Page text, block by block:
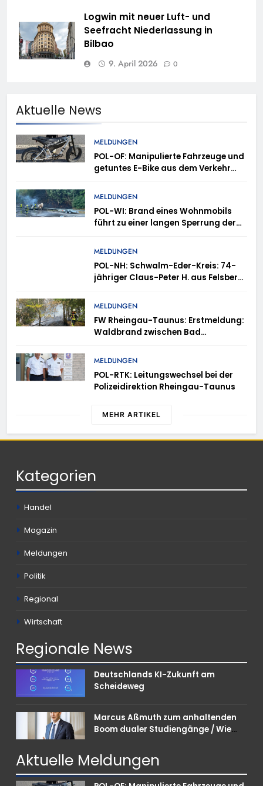
Logwin mit neuer Luft- und
Seefracht Niederlassung in
Bilbao
9. April 2026 0
Aktuelle News
MELDUNGEN
POL-OF: Manipulierte Fahrzeuge und
getuntes E-Bike aus dem Verkehr
gleich mehrere Verstöße auf
MELDUNGEN
POL-WI: Brand eines Wohnmobils
führt zu einer langen Sperrung der
MELDUNGEN
POL-NH: Schwalm-Eder-Kreis: 74-
jähriger Claus-Peter H. aus Felsberg
MELDUNGEN
FW Rheingau-Taunus: Erstmeldung:
Waldbrand zwischen Bad
Taunusstein-Seitzenhahn – rund 150
MELDUNGEN
POL-RTK: Leitungswechsel bei der
Polizeidirektion Rheingau-Taunus
MEHR ARTIKEL
Kategorien
Handel
Magazin
Meldungen
Politik
Regional
Wirtschaft
Regionale News
Deutschlands KI-Zukunft am
Scheideweg
Marcus Aßmuth zum anhaltenden
Boom dualer Studiengänge / Wie
punkten können
Aktuelle Meldungen